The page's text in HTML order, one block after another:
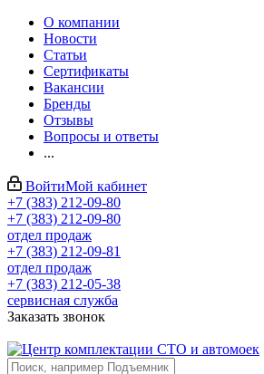
О компании
Новости
Статьи
Сертификаты
Вакансии
Бренды
Отзывы
Вопросы и ответы
...
ВойтиМой кабинет
+7 (383) 212-09-80
+7 (383) 212-09-80
отдел продаж
+7 (383) 212-09-81
отдел продаж
+7 (383) 212-05-38
сервисная служба
Заказать звонок